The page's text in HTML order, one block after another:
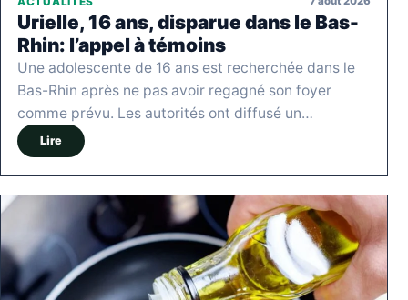
Urielle, 16 ans, disparue dans le Bas-
Rhin: l’appel à témoins
Une adolescente de 16 ans est recherchée dans le
Bas-Rhin après ne pas avoir regagné son foyer
comme prévu. Les autorités ont diffusé un…
Lire